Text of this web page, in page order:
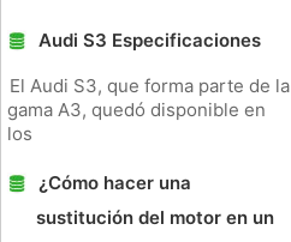
Audi S3 Especificaciones
El Audi S3, que forma parte de la
gama A3, quedó disponible en
los
¿Cómo hacer una
sustitución del motor en un